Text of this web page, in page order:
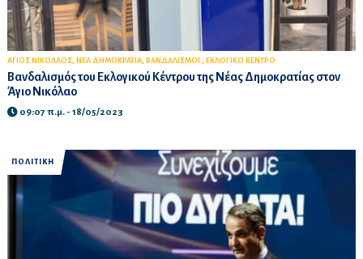
ΑΓΙΟΣ ΝΙΚΟΛΑΟΣ, ΝΕΑ ΔΗΜΟΚΡΑΤΙΑ, ΒΑΝΔΑΛΙΣΜΟΙ , ΕΚΛΟΓΙΚΟ ΚΕΝΤΡΟ
Βανδαλισμός του Εκλογικού Κέντρου της Νέας Δημοκρατίας στον
Άγιο Νικόλαο
09:07 π.μ. - 18/05/2023
ΠΟΛΙΤΙΚΗ